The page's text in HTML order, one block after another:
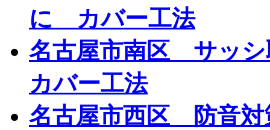
に カバー工法
名古屋市南区 サッ
カバー工法
名古屋市西区 防音